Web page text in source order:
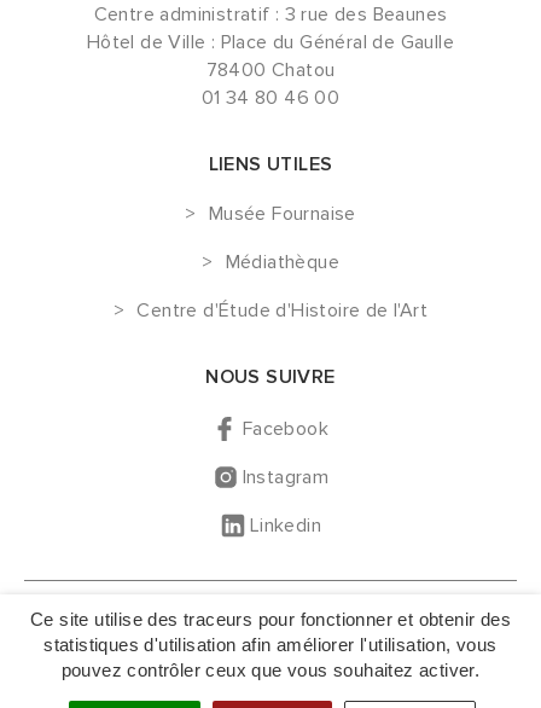
Ce site utilise des traceurs pour fonctionner et obtenir des
statistiques d'utilisation afin améliorer l'utilisation, vous
pouvez contrôler ceux que vous souhaitez activer.
Centre administratif : 3 rue des Beaunes
Hôtel de Ville : Place du Général de Gaulle
78400 Chatou
01 34 80 46 00
LIENS UTILES
Musée Fournaise
Médiathèque
Centre d'Étude d'Histoire de l'Art
NOUS SUIVRE
Facebook
Instagram
Linkedin
GESTION DES COOKIES
MENTIONS LÉGALES
NOUS CONTACTER